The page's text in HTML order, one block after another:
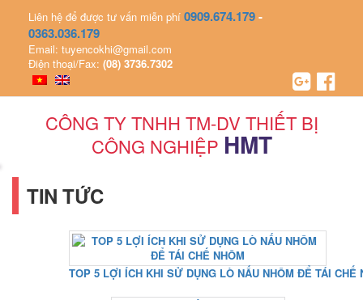
Liên hệ để được tư vấn miễn phí 0909.674.179-
0363.036.179
Email: tuyencokhi@gmail.com
Điện thoại/Fax: (08) 3736.7302
CÔNG TY TNHH TM-DV THIẾT BỊ
CÔNG NGHIỆP HMT
TIN TỨC
TOP 5 LỢI ÍCH KHI SỬ DỤNG LÒ NẤU NHÔM ĐỂ TÁI CHẾ